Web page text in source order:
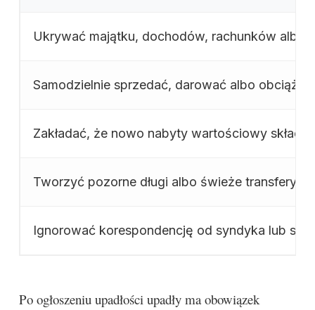
Ukrywać majątku, dochodów, rachunków albo
Samodzielnie sprzedać, darować albo obciążyć
Zakładać, że nowo nabyty wartościowy
Tworzyć pozorne długi albo świeże transfery
Ignorować korespondencję od syndyka lub
Po ogłoszeniu upadłości upadły ma obowiązek